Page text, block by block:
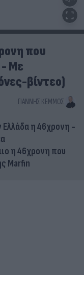
που
- Με
βίντεο)
ΓΙΆΝΝΗΣ ΚΈΜΜΟΣ
η 46χρονη -
η 46χρονη που
Marfin